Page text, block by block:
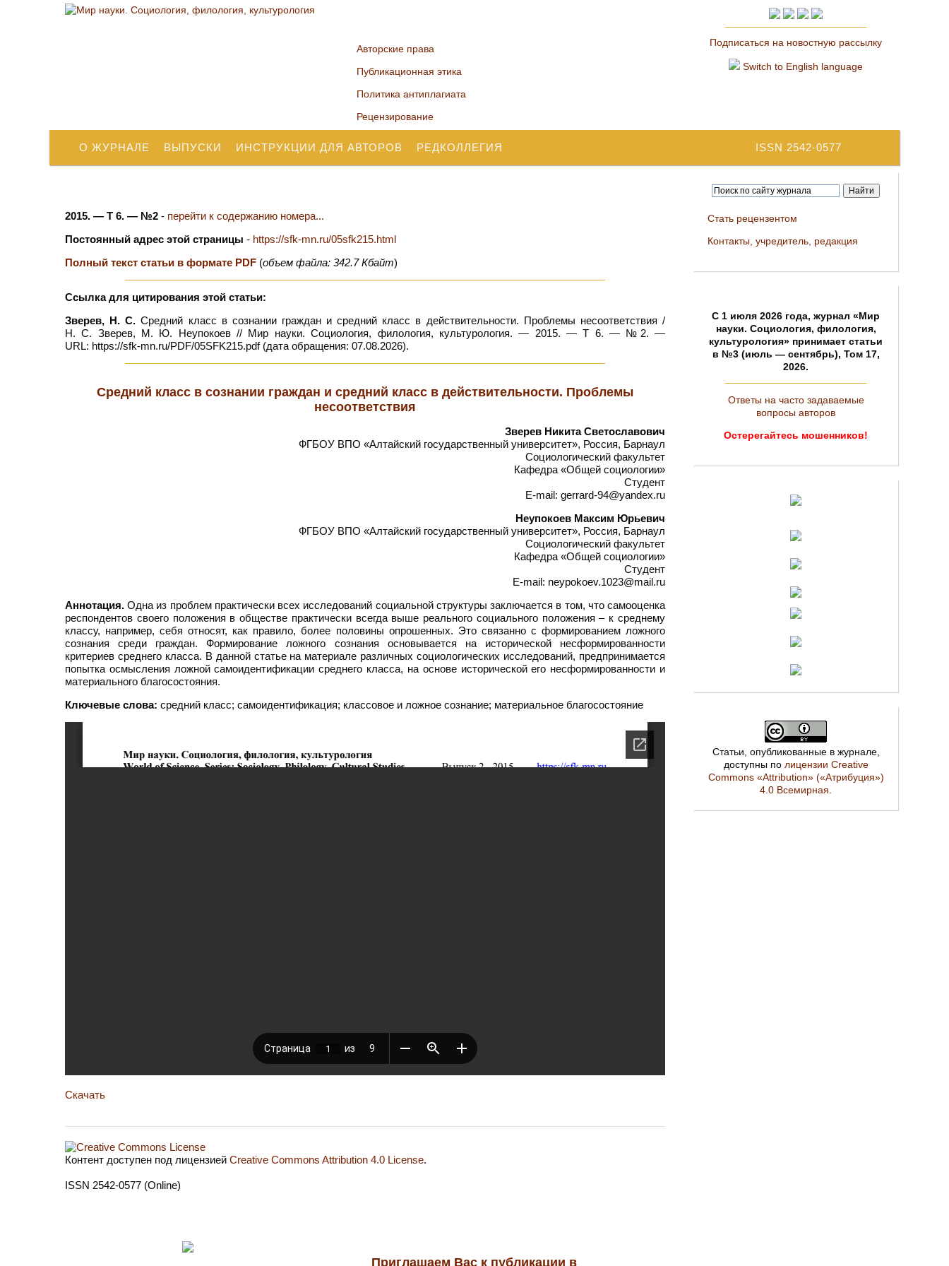
Авторские права
Публикационная этика
Политика антиплагиата
Рецензирование
Подписаться на новостную рассылку
Switch to English language
ISSN 2542-0577
О ЖУРНАЛЕ ВЫПУСКИ ИНСТРУКЦИИ ДЛЯ АВТОРОВ РЕДКОЛЛЕГИЯ
2015. — Т 6. — №2 - перейти к содержанию номера...
Постоянный адрес этой страницы - https://sfk-mn.ru/05sfk215.html
Полный текст статьи в формате PDF (объем файла: 342.7 Кбайт)
Ссылка для цитирования этой статьи:
Зверев, Н. С. Средний класс в сознании граждан и средний класс в действительности. Проблемы несоответствия /
Н. С. Зверев, М. Ю. Неупокоев // Мир науки. Социология, филология, культурология. — 2015. — Т 6. — №2. —
URL: https://sfk-mn.ru/PDF/05SFK215.pdf (дата обращения: 07.08.2026).
Средний класс в сознании граждан и средний класс в действительности. Проблемы
несоответствия
Зверев Никита Светославович
ФГБОУ ВПО «Алтайский государственный университет», Россия, Барнаул
Социологический факультет
Кафедра «Общей социологии»
Студент
E-mail: gerrard-94@yandex.ru
Неупокоев Максим Юрьевич
ФГБОУ ВПО «Алтайский государственный университет», Россия, Барнаул
Социологический факультет
Кафедра «Общей социологии»
Студент
E-mail: neypokoev.1023@mail.ru
Аннотация. Одна из проблем практически всех исследований социальной структуры заключается в том, что самооценка
респондентов своего положения в обществе практически всегда выше реального социального положения – к среднему
классу, например, себя относят, как правило, более половины опрошенных. Это связанно с формированием ложного
сознания среди граждан. Формирование ложного сознания основывается на исторической несформированности
критериев среднего класса. В данной статье на материале различных социологических исследований, предпринимается
попытка осмысления ложной самоидентификации среднего класса, на основе исторической его несформированности и
материального благосостояния.
Ключевые слова: средний класс; самоидентификация; классовое и ложное сознание; материальное благосостояние
Скачать
Контент доступен под лицензией Creative Commons Attribution 4.0 License.
ISSN 2542-0577 (Online)
Стать рецензентом
Контакты, учредитель, редакция
C 1 июля 2026 года, журнал «Мир
науки. Социология, филология,
культурология» принимает статьи
в №3 (июль — сентябрь), Том 17,
2026.
Ответы на часто задаваемые
вопросы авторов
Остерегайтесь мошенников!
Статьи, опубликованные в журнале,
доступны по лицензии Creative
Commons «Attribution» («Атрибуция»)
4.0 Всемирная
Приглашаем Вас к публикации в